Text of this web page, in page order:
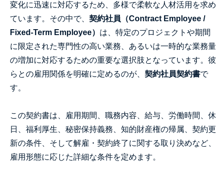
変化に迅速に対応するため、多様で柔軟な人材活用を求め
ています。その中で、 契約社員（Contract Employee /
Fixed-Term Employee） は、特定のプロジェクトや期間
に限定された専門性の高い業務、あるいは一時的な業務量
の増加に対応するための重要な選択肢となっています。彼
らとの雇用関係を明確に定めるのが、 契約社員契約書で
す。
この契約書は、雇用期間、職務内容、給与、労働時間、休
日、福利厚生、秘密保持義務、知的財産権の帰属、契約更
新の条件、そして解雇・契約終了に関する取り決めなど、
雇用形態に応じた詳細な条件を定めます。